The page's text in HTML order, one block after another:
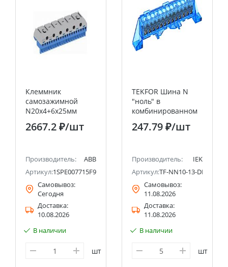
Клеммник
самозажимной
N20х4+6х25мм
ZK206B 1 8.18 40.9
ABB
2667.2 ₽/шт
Производитель:
ABB
Артикул:1SPE007715F9707
Самовывоз:
Сегодня
Доставка:
10.08.2026
В наличии
шт
TEKFOR Шина N
"ноль" в
комбинированном
DIN-изоляторе
"Стойка" 6х9-13-С
247.79 ₽/шт
Производитель:
IEK
Артикул:TF-NN10-13-DP-K07
Самовывоз:
11.08.2026
Доставка:
11.08.2026
В наличии
шт